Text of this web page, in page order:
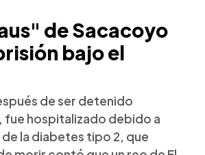
de Sacacoyo
bajo el
de ser detenido
hospitalizado debido a
la diabetes tipo 2, que